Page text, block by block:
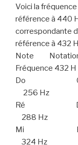
Voici la
référence à 440
correspondante
référence à 432
Note Notation
Fréquence 432 H
Do
256 Hz
Ré
288 Hz
Mi E
324 Hz